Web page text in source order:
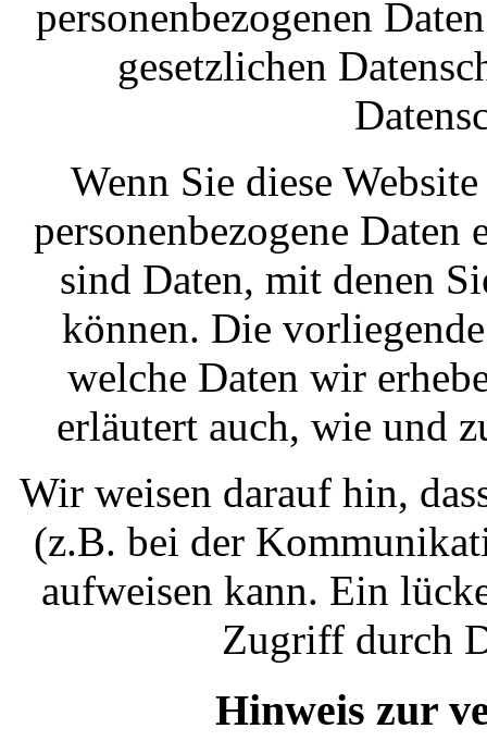
personenbezogenen
gesetzlichen
Wenn Sie diese
personenbezogene Daten
sind Daten, mit denen
können. Die
welche Daten wir
erläutert auch, wie und
Wir weisen darauf hin,
(z.B. bei der
aufweisen kann. Ein
Zugriff durch
Hinweis zur